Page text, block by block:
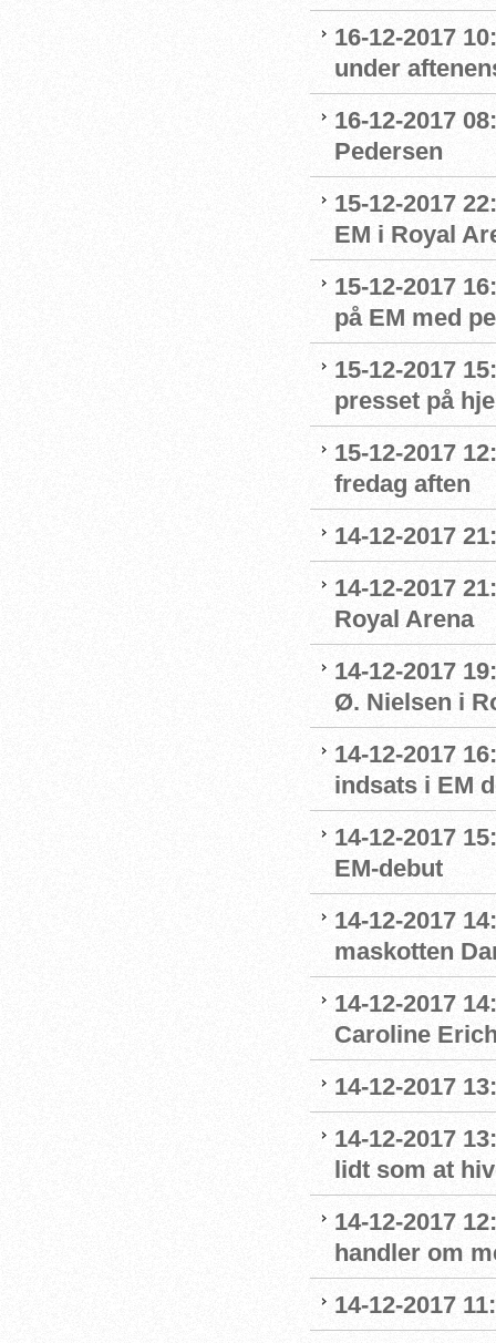
16-12-2017
under
16-12-2017
Pedersen
15-12-2017
EM i Royal
15-12-2017
på EM med
15-12-2017
presset på
15-12-2017
fredag aften
14-12-2017
14-12-2017
Royal Arena
14-12-2017
Ø. Nielsen i
14-12-2017
indsats i EM
14-12-2017
EM-debut
14-12-2017
maskotten
14-12-2017
Caroline
14-12-2017
14-12-2017
lidt som at
14-12-2017
handler om
14-12-2017